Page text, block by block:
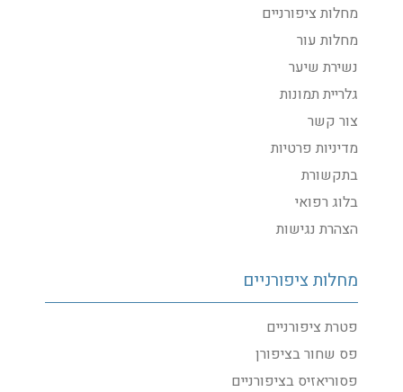
מחלות ציפורניים
מחלות עור
נשירת שיער
גלריית תמונות
צור קשר
מדיניות פרטיות
בתקשורת
בלוג רפואי
הצהרת נגישות
מחלות ציפורניים
פטרת ציפורניים
פס שחור בציפורן
פסוריאזיס בציפורניים